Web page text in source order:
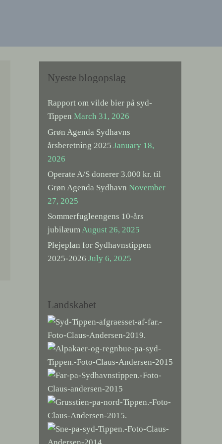
Nyeste blogopslag
Rapport om vilde bier på syd-
Tippen March 31, 2026
Grøn Agenda Sydhavns
årsberetning 2025 January 18,
2026
Operate A/S donerer 3.000 kr. til
Grøn Agenda Sydhavn November
27, 2025
Sommerfugleengens 10-års
jubilæumAugust 26, 2025
Plejeplan for Sydhavnstippen
2025-2026 July 6, 2025
Landskabet